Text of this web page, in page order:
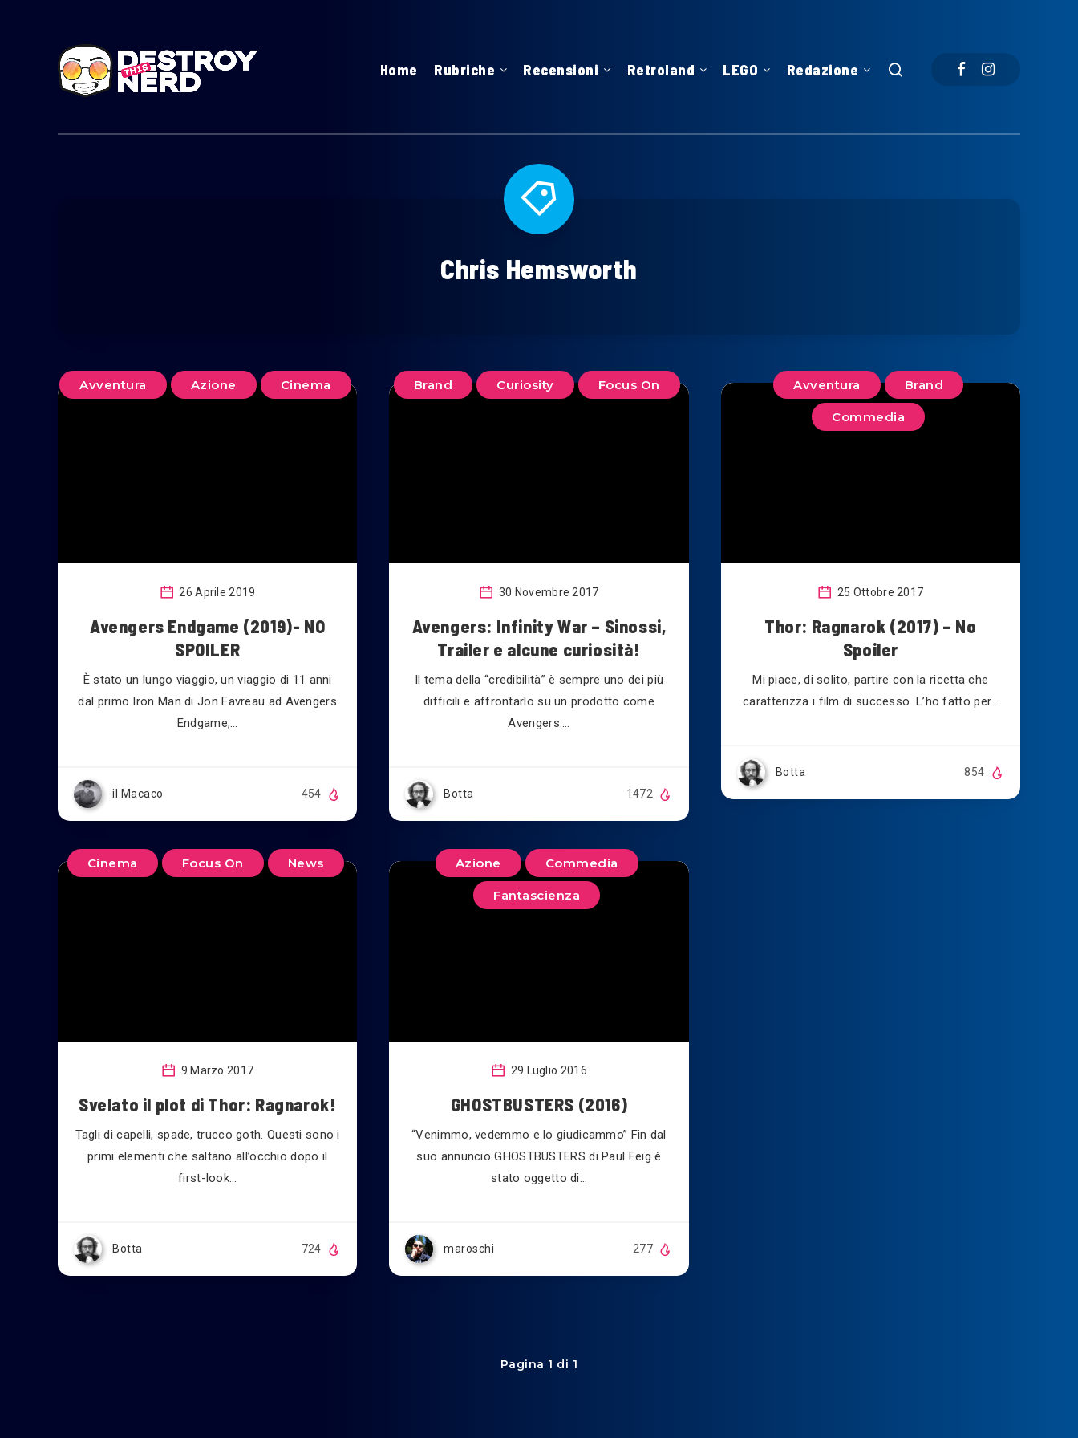
Home Rubriche Recensioni Retroland LEGO Redazione
Chris Hemsworth
Avventura Azione Cinema
26 Aprile 2019
Avengers Endgame (2019)- NO
SPOILER
È stato un lungo viaggio, un viaggio di 11 anni
dal primo Iron Man di Jon Favreau ad Avengers
Endgame,…
il Macaco 454
Brand Curiosity Focus On
30 Novembre 2017
Avengers: Infinity War – Sinossi,
Trailer e alcune curiosità!
Il tema della “credibilità” è sempre uno dei più
difficili e affrontarlo su un prodotto come
Avengers:…
Botta 1472
Avventura Brand
Commedia
25 Ottobre 2017
Thor: Ragnarok (2017) – No
Spoiler
Mi piace, di solito, partire con la ricetta che
caratterizza i film di successo. L’ho fatto per…
Botta 854
Cinema Focus On News
9 Marzo 2017
Svelato il plot di Thor: Ragnarok!
Tagli di capelli, spade, trucco goth. Questi sono i
primi elementi che saltano all’occhio dopo il
first-look…
Botta 724
Azione Commedia
Fantascienza
29 Luglio 2016
GHOSTBUSTERS (2016)
“Venimmo, vedemmo e lo giudicammo” Fin dal
suo annuncio GHOSTBUSTERS di Paul Feig è
stato oggetto di…
maroschi 277
Pagina 1 di 1